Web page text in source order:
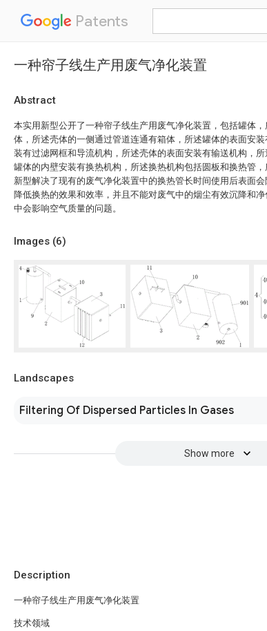
Patents
一种帘子线生产用废气净化装置
Abstract
本实用新型公开了一种帘子线生产用废气净化装置，包括罐体
体，所述壳体的一侧通过管道连通有箱体，所述罐体的表面安
装有过滤网框和导流机构，所述壳体的表面安装有输送机构，
罐体的内壁安装有换热机构，所述换热机构包括圆板和换热管
新型解决了现有的废气净化装置中的换热管长时间使用后表面
降低换热的效果和效率，并且不能对废气中的烟尘有效沉降和
中会影响空气质量的问题。
Images (6)
Landscapes
Filtering Of Dispersed Particles In Gases
Show more
Description
一种帘子线生产用废气净化装置
技术领域